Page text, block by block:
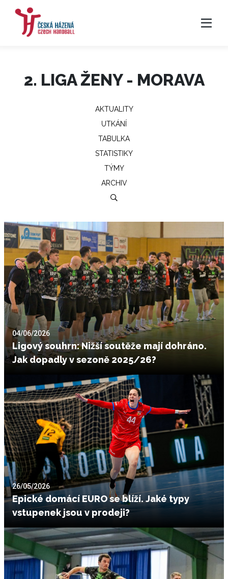
2. LIGA ŽENY - MORAVA
AKTUALITY
UTKÁNÍ
TABULKA
STATISTIKY
TÝMY
ARCHIV
04/06/2026
Ligový souhrn: Nižší soutěže mají dohráno.
Jak dopadly v sezoně 2025/26?
26/05/2026
Epické domácí EURO se blíží. Jaké typy
vstupenek jsou v prodeji?